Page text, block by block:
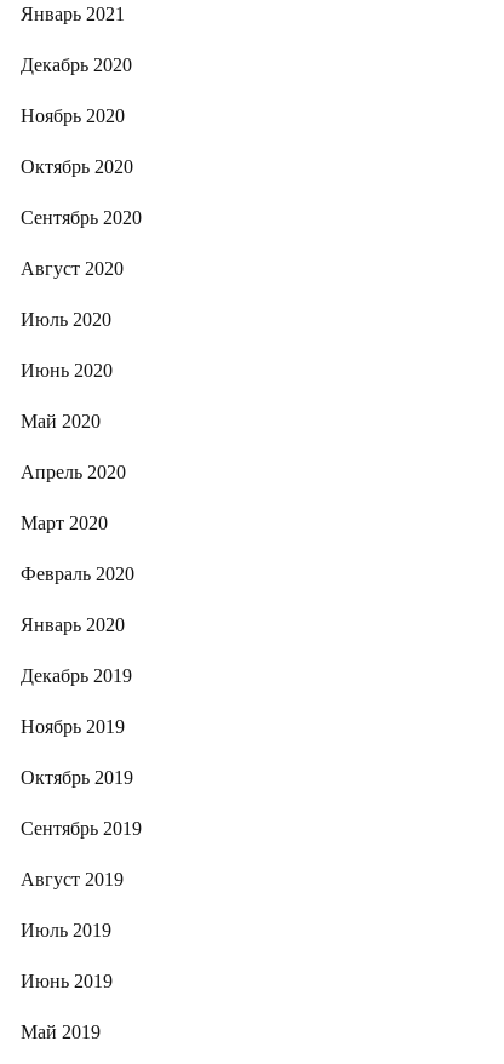
Январь 2021
Декабрь 2020
Ноябрь 2020
Октябрь 2020
Сентябрь 2020
Август 2020
Июль 2020
Июнь 2020
Май 2020
Апрель 2020
Март 2020
Февраль 2020
Январь 2020
Декабрь 2019
Ноябрь 2019
Октябрь 2019
Сентябрь 2019
Август 2019
Июль 2019
Июнь 2019
Май 2019